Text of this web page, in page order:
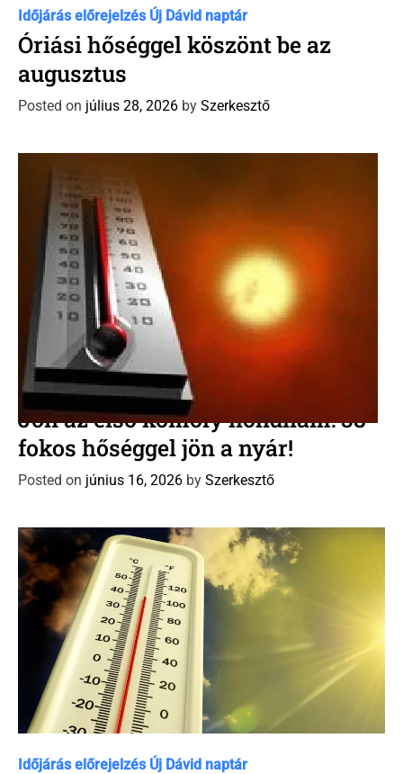
C
a
t
e
g
Időjárás előrejelzés Új Dávid naptár
Óriási hőséggel köszönt be az
augusztus
Posted on július 28, 2026 by Szerkesztő
C
a
t
e
g
e
s
Időjárás előrejelzés Új Dávid naptár
Jön az első komoly hőhullám: 38
fokos hőséggel jön a nyár!
Posted on június 16, 2026 by Szerkesztő
C
Időjárás előrejelzés Új Dávid naptár